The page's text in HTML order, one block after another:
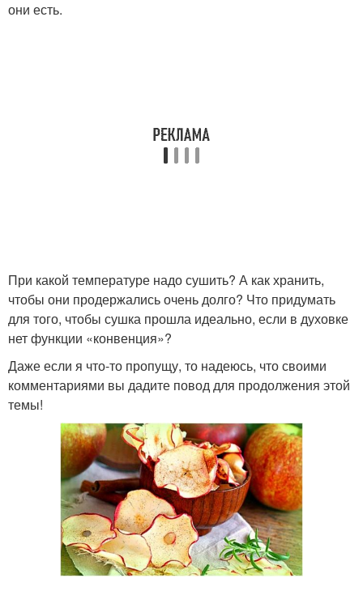
они есть.
При какой температуре надо сушить? А как хранить,
чтобы они продержались очень долго? Что придумать
для того, чтобы сушка прошла идеально, если в духовке
нет функции «конвенция»?
Даже если я что-то пропущу, то надеюсь, что своими
комментариями вы дадите повод для продолжения этой
темы!